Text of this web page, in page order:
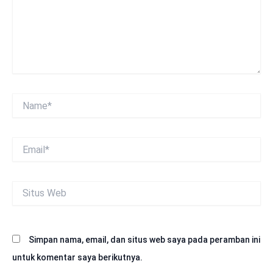
Web
Simpan nama, email, dan situs web saya pada peramban ini
untuk komentar saya berikutnya.